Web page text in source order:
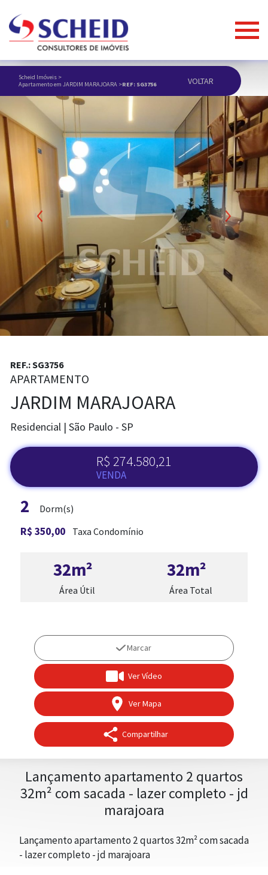
ANUNCIAR IMÓVEL
TRABALHE CONOSCO
Scheid Imóveis >
Apartamento em JARDIM MARAJOARA >REF: SG3756 VOLTAR
Previous Next
REF.: SG3756
APARTAMENTO
JARDIM MARAJOARA
Residencial | São Paulo - SP
R$ 274.580,21
VENDA
2 Dorm(s)
R$ 350,00 Taxa Condomínio
32m²
Área Útil
32m²
Área Total
Marcar
Ver Vídeo
Ver Mapa
Compartilhar
Lançamento apartamento 2 quartos
32m² com sacada - lazer completo - jd
marajoara
Lançamento apartamento 2 quartos 32m² com sacada
- lazer completo - jd marajoara